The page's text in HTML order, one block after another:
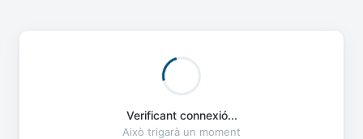
Verificant connexió...
Això trigarà un moment